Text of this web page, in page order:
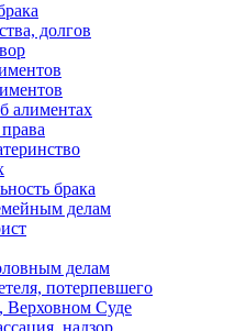
долгов
алиментах
брака
делам
делам
потерпевшего
Верховном Суде
надзор